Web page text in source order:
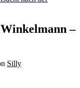
–
Silly